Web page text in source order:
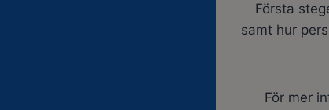
Första
samt hur
För mer